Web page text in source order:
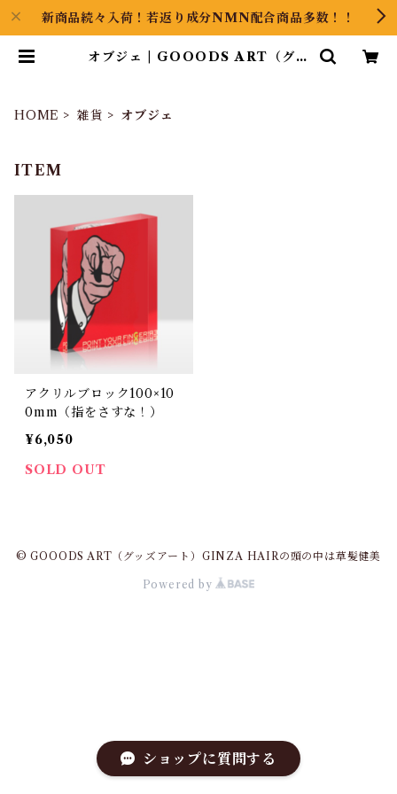
新商品続々入荷！若返り成分NMN配合商品多数！！
オブジェ | GOOODS ART（グッ
HOME
雑貨 オブジェ
ITEM
アクリルブロック100×10
0mm（指をさすな！）
¥6,050
SOLD OUT
© GOOODS ART（グッズアート）GINZA HAIRの頭の中は草髪健美
Powered by
ショップに質問する